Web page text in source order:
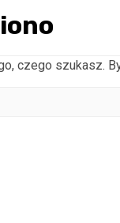
czego szukasz.